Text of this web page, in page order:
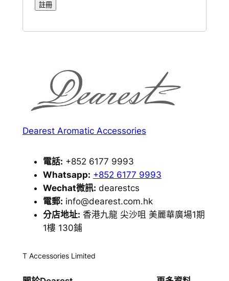
註冊
Dearest Aromatic Accessories
電話: +852 6177 9993
Whatsapp: +852 6177 9993
Wechat微訊: dearestcs
電郵: info@dearest.com.hk
分店地址: 香港九龍 尖沙咀 美麗華廣場1期
1樓 130鋪
T Accessories Limited